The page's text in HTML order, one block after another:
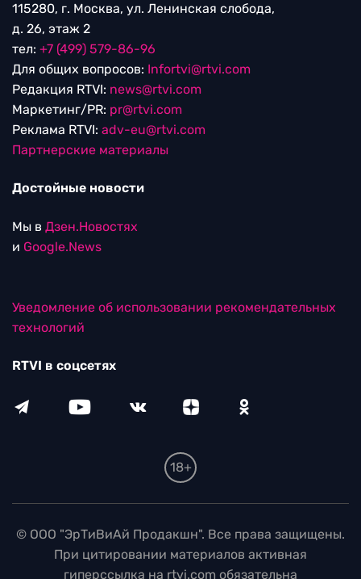
115280, г. Москва, ул. Ленинская слобода,
д. 26, этаж 2
тел: +7 (499) 579-86-96
Для общих вопросов: Infortvi@rtvi.com
Редакция RTVI: news@rtvi.com
Маркетинг/PR: pr@rtvi.com
Реклама RTVI: adv-eu@rtvi.com
Партнерские материалы
Достойные новости
Мы в Дзен.Новостях
и Google.News
Уведомление об использовании рекомендательных
технологий
RTVI в соцсетях
18+
© ООО "ЭрТиВиАй Продакшн". Все права защищены.
При цитировании материалов активная
гиперссылка на rtvi.com обязательна